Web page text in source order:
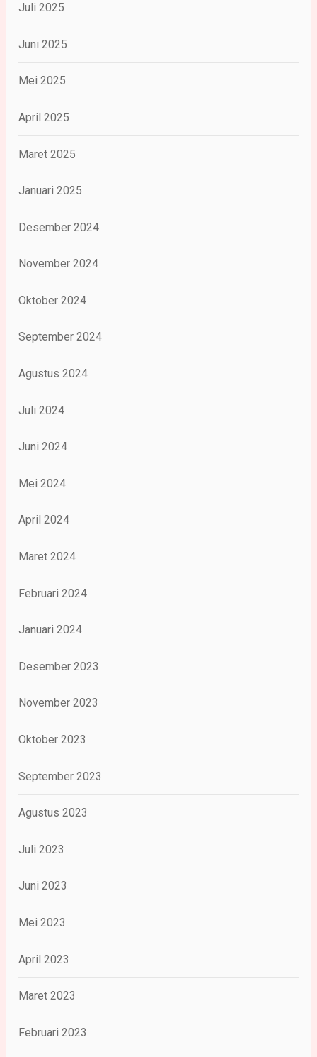
Juli 2025
Juni 2025
Mei 2025
April 2025
Maret 2025
Januari 2025
Desember 2024
November 2024
Oktober 2024
September 2024
Agustus 2024
Juli 2024
Juni 2024
Mei 2024
April 2024
Maret 2024
Februari 2024
Januari 2024
Desember 2023
November 2023
Oktober 2023
September 2023
Agustus 2023
Juli 2023
Juni 2023
Mei 2023
April 2023
Maret 2023
Februari 2023